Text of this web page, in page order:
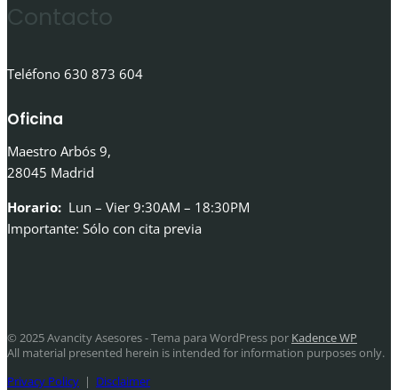
Contacto
Teléfono 630 873 604
Oficina
Maestro Arbós 9,
28045 Madrid
Horario: Lun – Vier 9:30AM – 18:30PM
Importante: Sólo con cita previa
© 2025 Avancity Asesores - Tema para WordPress por Kadence WP
All material presented herein is intended for information purposes only.
Privacy Policy | Disclaimer